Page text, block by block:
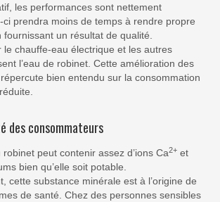
les performances sont nettement
ci prendra moins de temps à rendre propre
fournissant un résultat de qualité.
le chauffe-eau électrique et les autres
l’eau de robinet. Cette amélioration des
bien entendu sur la consommation
des consommateurs
peut contenir assez d’ions Ca2+ et
bien qu’elle soit potable.
cette substance minérale est à l’origine de
de santé. Chez des personnes sensibles